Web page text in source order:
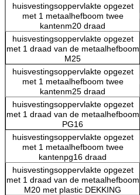
huisvestingsoppervlakte opgezet
met 1 metaalhefboom twee
kantenm20 draad
huisvestingsoppervlakte opgezet
met 1 draad van de metaalhefboom
M25
huisvestingsoppervlakte opgezet
met 1 metaalhefboom twee
kantenm25 draad
huisvestingsoppervlakte opgezet
met 1 draad van de metaalhefboom
PG16
huisvestingsoppervlakte opgezet
met 1 metaalhefboom twee
kantenpg16 draad
huisvestingsoppervlakte opgezet
met 1 draad van de metaalhefboom
M20 met plastic DEKKING